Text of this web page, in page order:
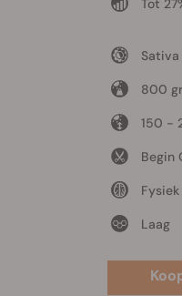
Tot
Sativa
800
150 -
Begin
Laag